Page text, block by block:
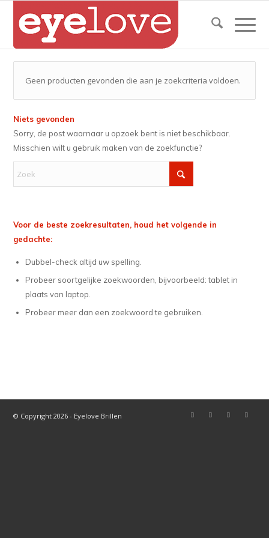
Geen producten gevonden die aan je zoekcriteria voldoen.
Niets gevonden
Sorry, de post waarnaar u opzoek bent is niet beschikbaar.
Misschien wilt u gebruik maken van de zoekfunctie?
Voor de beste zoekresultaten, houd het volgende in
gedachte:
Dubbel-check altijd uw spelling.
Probeer soortgelijke zoekwoorden, bijvoorbeeld: tablet in
plaats van laptop.
Probeer meer dan een zoekwoord te gebruiken.
© Copyright 2026 - Eyelove Brillen